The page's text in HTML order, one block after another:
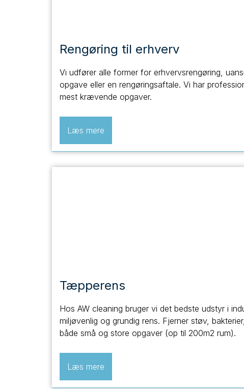
Rengøring til erhverv
Vi udfører alle former for erhvervsrengøring,
opgave eller en rengøringsaftale. Vi har
mest krævende opgaver.
Læs mere
Tæpperens
Hos AW cleaning bruger vi det bedste udstyr i
miljøvenlig og grundig rens. Fjerner støv,
både små og store opgaver (op til 200m2 rum).
Læs mere